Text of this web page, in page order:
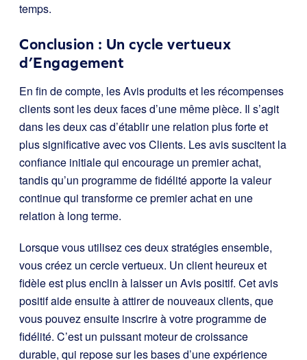
temps.
Conclusion : Un cycle vertueux
d’Engagement
En fin de compte, les Avis produits et les récompenses
clients sont les deux faces d’une même pièce. Il s’agit
dans les deux cas d’établir une relation plus forte et
plus significative avec vos Clients. Les avis suscitent la
confiance initiale qui encourage un premier achat,
tandis qu’un programme de fidélité apporte la valeur
continue qui transforme ce premier achat en une
relation à long terme.
Lorsque vous utilisez ces deux stratégies ensemble,
vous créez un cercle vertueux. Un client heureux et
fidèle est plus enclin à laisser un Avis positif. Cet avis
positif aide ensuite à attirer de nouveaux clients, que
vous pouvez ensuite inscrire à votre programme de
fidélité. C’est un puissant moteur de croissance
durable, qui repose sur les bases d’une expérience